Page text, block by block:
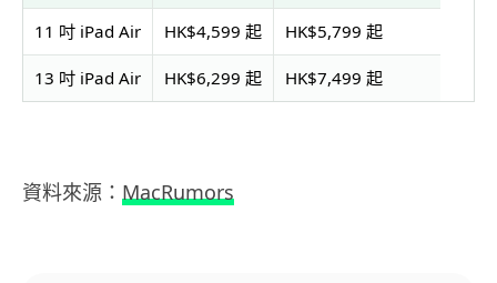
11 吋 iPad Air
HK$4,599 起 HK$5,799 起
13 吋 iPad Air HK$6,299 起 HK$7,499 起
資料來源： MacRumors